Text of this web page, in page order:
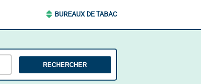
BUREAUX DE TABAC
RECHERCHER